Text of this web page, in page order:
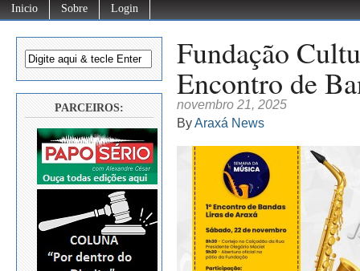
Inicio Sobre Login
PARCEIROS:
Fundação
Encontro de
novembro 21, 2025
ByAraxá News